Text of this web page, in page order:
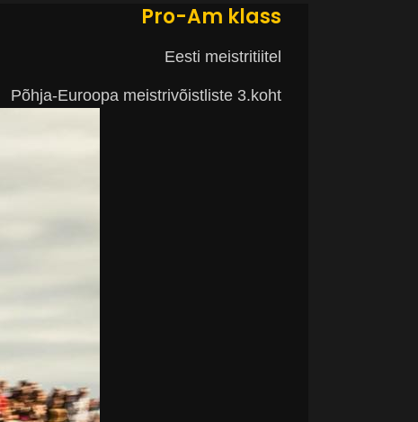
Pro-Am klass
Eesti meistritiitel
Põhja-Euroopa meistrivõistliste 3.koht